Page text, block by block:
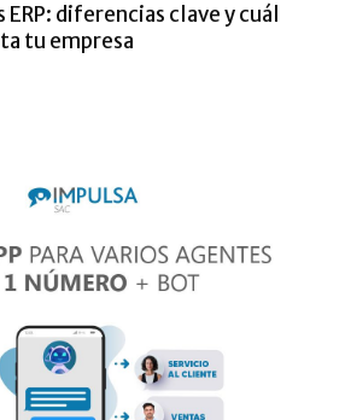
ERP: diferencias clave y cuál
tu empresa